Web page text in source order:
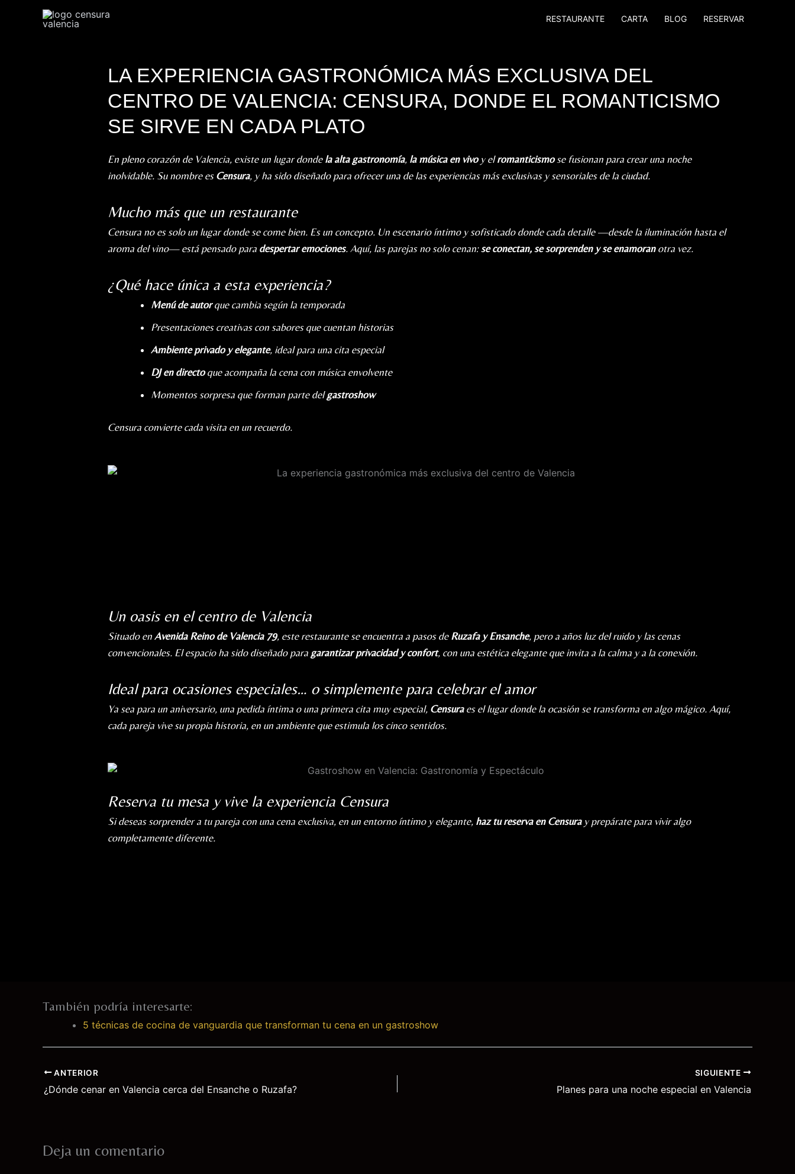
RESTAURANTE CARTA BLOG RESERVAR
LA EXPERIENCIA GASTRONÓMICA MÁS EXCLUSIVA DEL
CENTRO DE VALENCIA: CENSURA, DONDE EL ROMANTICISMO
SE SIRVE EN CADA PLATO
En pleno corazón de Valencia, existe un lugar donde la alta gastronomía, la música en vivoy elromanticismose fusionan para crear una noche
inolvidable. Su nombre es Censura, y ha sido diseñado para ofrecer una de las experiencias más exclusivas y sensoriales de la ciudad.
Mucho más que un restaurante
Censura no es solo un lugar donde se come bien. Es un concepto. Un escenario íntimo y sofisticado donde cada detalle —desde la iluminación hasta el
aroma del vino— está pensado para despertar emociones. Aquí, las parejas no solo cenan:se conectan, se sorprenden y se enamoranotra vez.
¿Qué hace única a esta experiencia?
Menú de autorque cambia según la temporada
Presentaciones creativas con sabores que cuentan historias
Ambiente privado y elegante, ideal para una cita especial
DJ en directoque acompaña la cena con música envolvente
Momentos sorpresa que forman parte delgastroshow
Censura convierte cada visita en un recuerdo.
Un oasis en el centro de Valencia
Situado en Avenida Reino de Valencia 79, este restaurante se encuentra a pasos de Ruzafa y Ensanche, pero a años luz del ruido y las cenas
convencionales. El espacio ha sido diseñado para garantizar privacidad y confort, con una estética elegante que invita a la calma y a la conexión.
Ideal para ocasiones especiales… o simplemente para celebrar el amor
Ya sea para un aniversario, una pedida íntima o una primera cita muy especial, Censuraes el lugar donde la ocasión se transforma en algo mágico. Aquí,
cada pareja vive su propia historia, en un ambiente que estimula los cinco sentidos.
Reserva tu mesa y vive la experiencia Censura
Si deseas sorprender a tu pareja con una cena exclusiva, en un entorno íntimo y elegante, haz tu reserva en Censuray prepárate para vivir algo
completamente diferente.
También podría interesarte:
5 técnicas de cocina de vanguardia que transforman tu cena en un gastroshow
ANTERIOR
¿Dónde cenar en Valencia cerca del Ensanche o Ruzafa?
SIGUIENTE
Planes para una noche especial en Valencia
Deja un comentario